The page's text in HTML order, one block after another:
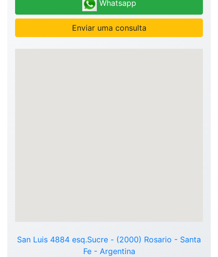
Whatsapp
Enviar uma consulta
San Luis 4884 esq.Sucre - (2000) Rosario - Santa
Fe - Argentina